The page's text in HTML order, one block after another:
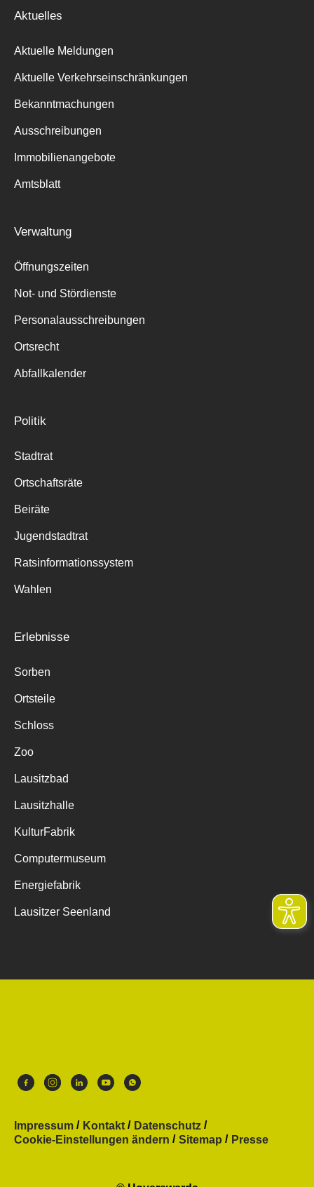
Aktuelles
Aktuelle Meldungen
Aktuelle Verkehrseinschränkungen
Bekanntmachungen
Ausschreibungen
Immobilienangebote
Amtsblatt
Verwaltung
Öffnungszeiten
Not- und Stördienste
Personalausschreibungen
Ortsrecht
Abfallkalender
Politik
Stadtrat
Ortschaftsräte
Beiräte
Jugendstadtrat
Ratsinformationssystem
Wahlen
Erlebnisse
Sorben
Ortsteile
Schloss
Zoo
Lausitzbad
Lausitzhalle
KulturFabrik
Computermuseum
Energiefabrik
Lausitzer Seenland
Impressum Kontakt
Datenschutz
Cookie-Einstellungen ändern
Sitemap Presse